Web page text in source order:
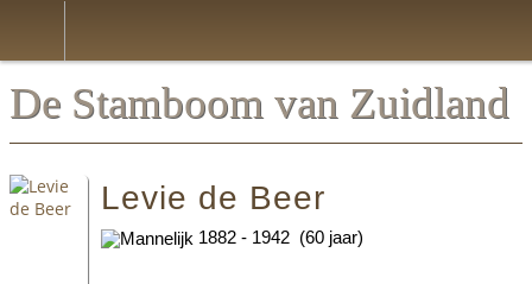
De Stamboom van Zuidland
Levie de Beer
1882 - 1942 (60 jaar)